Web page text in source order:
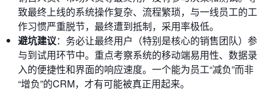
致最终上线的系统操作复杂、流程繁琐，与一线员工的工
作习惯严重脱节，最终遭到抵制，采用率极低。
避坑建议：务必让最终用户（特别是核心的销售团队）参
与到试用环节中。重点考察系统的移动端易用性、数据录
入的便捷性和界面的响应速度。一个能为员工“减负”而非
“增负”的CRM，才有可能被真正用起来。